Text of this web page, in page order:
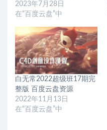
2023年7月28日
在“百度云盘”中
白无常2022超级班17期完
整版 百度云盘资源
2022年11月13日
在“百度云盘”中